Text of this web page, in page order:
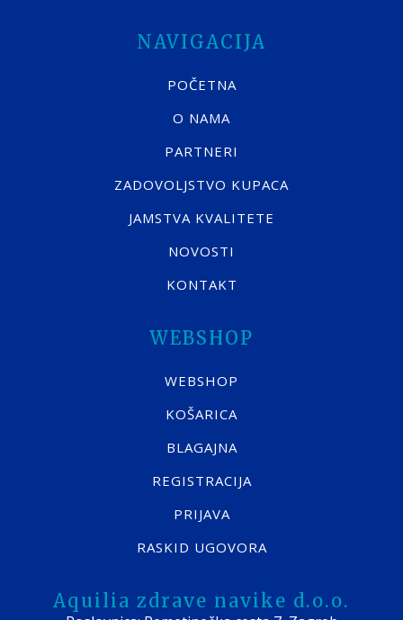
NAVIGACIJA
POČETNA
O NAMA
PARTNERI
ZADOVOLJSTVO KUPACA
JAMSTVA KVALITETE
NOVOSTI
KONTAKT
WEBSHOP
WEBSHOP
KOŠARICA
BLAGAJNA
REGISTRACIJA
PRIJAVA
RASKID UGOVORA
Aquilia zdrave navike d.o.o.